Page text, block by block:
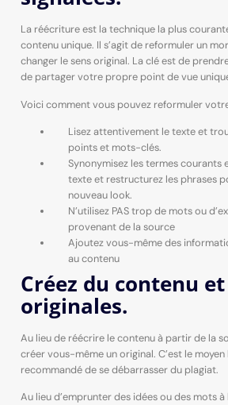
La réécriture est la technique la plus
contenu unique. Il s’agit de reformuler un
changer le sens original. La clé est de
de partager votre propre point de vue
Voici comment vous pouvez reformuler
Lisez attentivement le texte et
points et mots-clés.
Synonymisez les termes courants
texte et restructurez les phrases
nouveau look.
N’utilisez PAS trop de mots ou
provenant de la source
Ajoutez vous-même des
au contenu
Créez du contenu
originales.
Au lieu de réécrire le contenu à partir de la
créer vous-même un original. C’est le
recommandé de se débarrasser du plagiat.
Au lieu d’emprunter des idées ou des mots à